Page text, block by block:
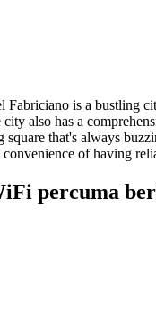
Fabriciano is a bustling
city also has a
square that's always
of having
percuma